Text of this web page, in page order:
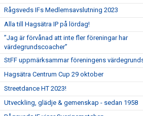
Rågsveds IFs Medlemsavslutning 2023
Alla till Hagsätra IP på lördag!
”Jag är förvånad att inte fler föreningar har
värdegrundscoacher”
StFF uppmärksammar föreningens
Hagsätra Centrum Cup 29 oktober
Streetdance HT 2023!
Utveckling, glädje & gemenskap - sedan 1958